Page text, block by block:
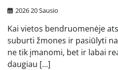
2026 20 Sausio
Kai vietos bendruomenėje
suburti žmones ir pasiūlyti
ne tik įmanomi, bet ir labai
daugiau […]